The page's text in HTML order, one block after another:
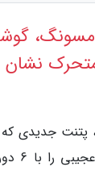
پتنت جدیدی
ثبت